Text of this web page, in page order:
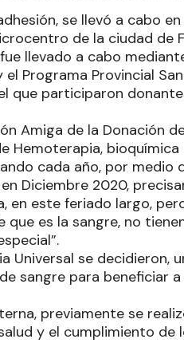
se llevó a cabo
de la ciudad de
llevado a cabo
Programa Provincial
que participaron
Amiga de la Donación
Hemoterapia, bioquímica
cada año, por medio
Diciembre 2020,
en este feriado largo,
es la sangre, no
Universal se decidieron,
sangre para beneficiar
previamente se
y el cumplimiento de